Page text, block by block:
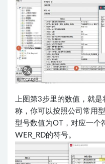
上图第3步里的数值，就
称，你可以按照公司常用
型号数值为OT，对应一个
WER_RD的符号。